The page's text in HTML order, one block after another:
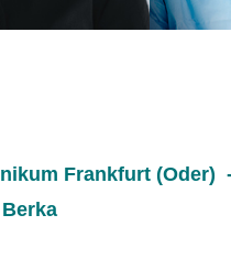
Frankfurt